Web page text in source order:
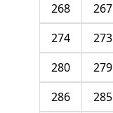
267
268
273
274
279
280
285
286